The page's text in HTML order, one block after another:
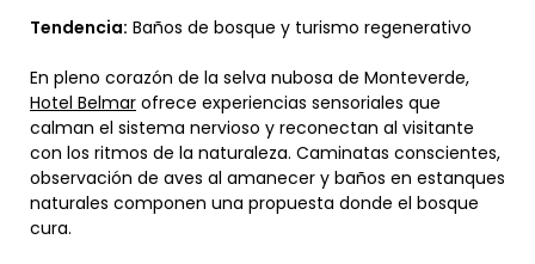
Tendencia: Baños de bosque y turismo regenerativo
En pleno corazón de la selva nubosa de Monteverde,
Hotel Belmar ofrece experiencias sensoriales que
calman el sistema nervioso y reconectan al visitante
con los ritmos de la naturaleza. Caminatas conscientes,
observación de aves al amanecer y baños en estanques
naturales componen una propuesta donde el bosque
cura.